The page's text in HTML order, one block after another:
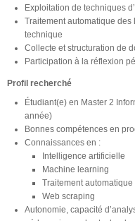
Exploitation de techniques
Traitement automatique
technique
Collecte et structuration de
Participation à la réflexion
Profil recherché
Étudiant(e) en Master 2
année)
Bonnes compétences en
Connaissances en :
Intelligence artificielle
Machine learning
Traitement
Web scraping
Autonomie, capacité